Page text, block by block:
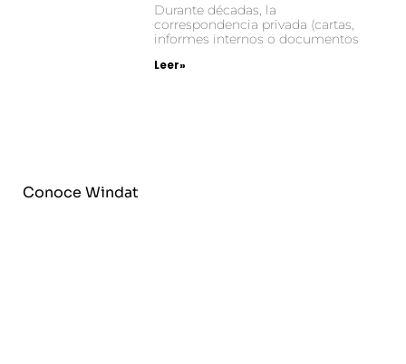
Durante décadas, la
correspondencia privada (cartas,
informes internos o documentos
Leer»
Conoce Windat